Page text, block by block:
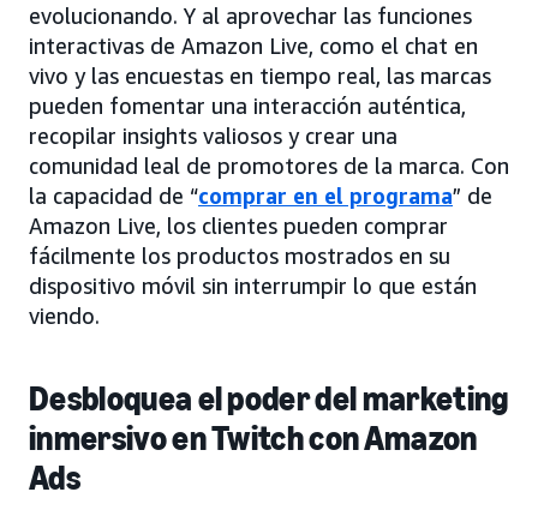
evolucionando. Y al aprovechar las funciones
interactivas de Amazon Live, como el chat en
vivo y las encuestas en tiempo real, las marcas
pueden fomentar una interacción auténtica,
recopilar insights valiosos y crear una
comunidad leal de promotores de la marca. Con
la capacidad de “comprar en el programa” de
Amazon Live, los clientes pueden comprar
fácilmente los productos mostrados en su
dispositivo móvil sin interrumpir lo que están
viendo.
Desbloquea el poder del marketing
inmersivo en Twitch con Amazon
Ads